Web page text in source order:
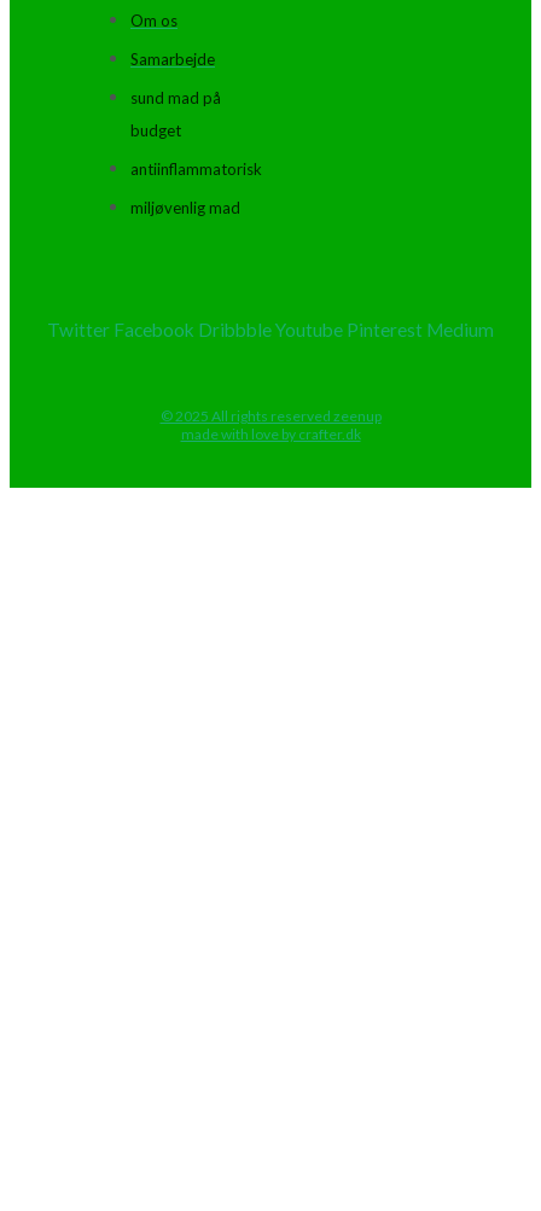
Om os
Samarbejde
sund mad på
budget
antiinflammatorisk
miljøvenlig mad
Twitter Facebook DribbbleYoutube Pinterest Medium
© 2025 All rights reserved zeenup
made with love by crafter.dk